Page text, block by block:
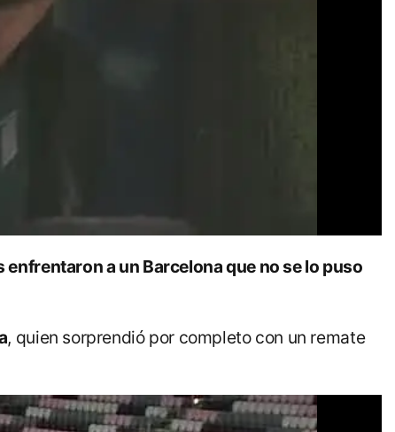
enfrentaron a un Barcelona que no se lo puso
, quien sorprendió por completo con un remate